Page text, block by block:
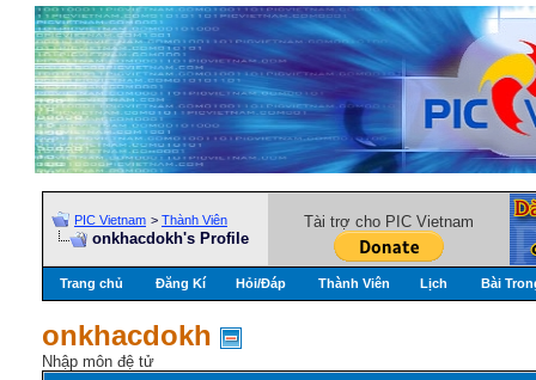
PIC Vietnam > Thành Viên
onkhacdokh's Profile
Tài trợ cho PIC Vietnam
Trang chủ Đăng Kí Hỏi/Ðáp Thành Viên Lịch Bài
onkhacdokh
Nhập môn đệ tử